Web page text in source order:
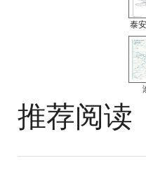
泰
推荐阅读